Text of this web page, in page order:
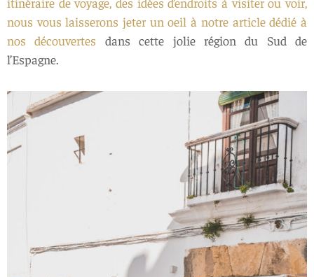
nous vous laisserons jeter un oeil à notre article dédié à
nos découvertes dans cette jolie région du Sud de
l’Espagne.